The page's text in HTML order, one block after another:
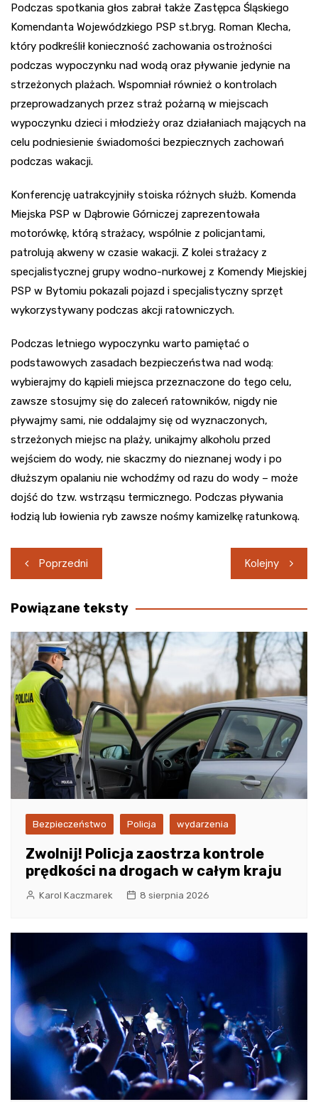
Podczas spotkania głos zabrał także Zastępca Śląskiego
Komendanta Wojewódzkiego PSP st.bryg. Roman Klecha,
który podkreślił konieczność zachowania ostrożności
podczas wypoczynku nad wodą oraz pływanie jedynie na
strzeżonych plażach. Wspomniał również o kontrolach
przeprowadzanych przez straż pożarną w miejscach
wypoczynku dzieci i młodzieży oraz działaniach mających na
celu podniesienie świadomości bezpiecznych zachowań
podczas wakacji.
Konferencję uatrakcyjniły stoiska różnych służb. Komenda
Miejska PSP w Dąbrowie Górniczej zaprezentowała
motorówkę, którą strażacy, wspólnie z policjantami,
patrolują akweny w czasie wakacji. Z kolei strażacy z
specjalistycznej grupy wodno-nurkowej z Komendy Miejskiej
PSP w Bytomiu pokazali pojazd i specjalistyczny sprzęt
wykorzystywany podczas akcji ratowniczych.
Podczas letniego wypoczynku warto pamiętać o
podstawowych zasadach bezpieczeństwa nad wodą:
wybierajmy do kąpieli miejsca przeznaczone do tego celu,
zawsze stosujmy się do zaleceń ratowników, nigdy nie
pływajmy sami, nie oddalajmy się od wyznaczonych,
strzeżonych miejsc na plaży, unikajmy alkoholu przed
wejściem do wody, nie skaczmy do nieznanej wody i po
dłuższym opalaniu nie wchodźmy od razu do wody – może
dojść do tzw. wstrząsu termicznego. Podczas pływania
łodzią lub łowienia ryb zawsze nośmy kamizelkę ratunkową.
Nawigacja
wpisu
Poprzedni Kolejny
Powiązane teksty
Bezpieczeństwo Policja wydarzenia
Zwolnij! Policja zaostrza kontrole
prędkości na drogach w całym kraju
Karol Kaczmarek 8 sierpnia 2026